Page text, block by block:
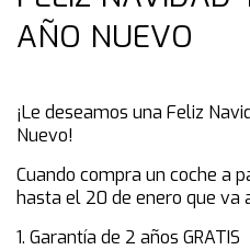
AÑO NUEVO
¡Le deseamos una Feliz
Nuevo!
Cuando compra un coche a
hasta el 20 de enero que va
1. Garantía de 2 años GRATIS